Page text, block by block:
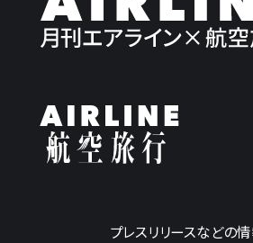
プレスリリースなどの